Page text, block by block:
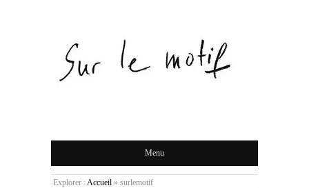
Menu
Explorer : Accueil » surlemotif